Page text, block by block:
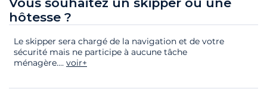
hôtesse ?
Le skipper sera chargé de la navigation et de votre
sécurité mais ne participe à aucune tâche
ménagère.... voir+